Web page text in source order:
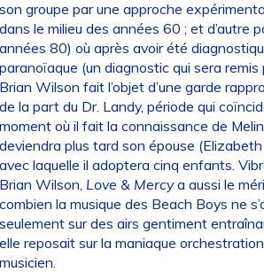
groupe par une approche
le milieu des années 60 ; et d’autre
80) où après avoir été
(un diagnostic qui sera remis
Wilson fait l’objet d’une garde
la part du Dr. Landy, période qui
où il fait la connaissance de
plus tard son épouse (Elizabeth
laquelle il adoptera cinq enfants.
Wilson, Love & Mercya aussi le
la musique des Beach Boys ne
sur des airs gentiment
reposait sur la maniaque